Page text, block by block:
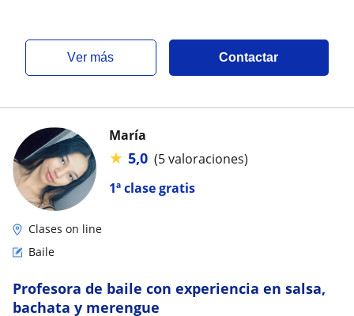
ver más Contactar
1ª clase gratis
María
★ 5,0 (5 valoraciones)
Clases on line
Baile
Profesora de baile con experiencia en salsa,
bachata y merengue